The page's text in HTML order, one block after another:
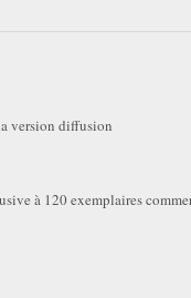
version diffusion
à 120 exemplaires